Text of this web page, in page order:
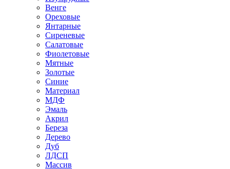
Венге
Ореховые
Янтарные
Сиреневые
Салатовые
Фиолетовые
Мятные
Золотые
Синие
Материал
МДФ
Эмаль
Акрил
Береза
Дерево
Дуб
ЛДСП
Массив